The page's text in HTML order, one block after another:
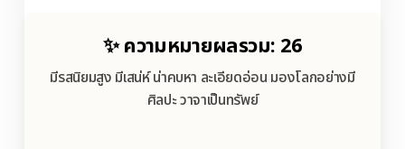
✨ ความหมายผลรวม: 26
มีรสนิยมสูง มีเสน่ห์ น่าคบหา ละเอียดอ่อน มองโลกอย่างมี
ศิลปะ วาจาเป็นทรัพย์